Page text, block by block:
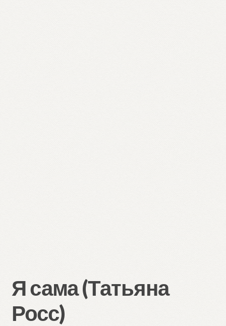
Я сама (Татьяна
Росс)